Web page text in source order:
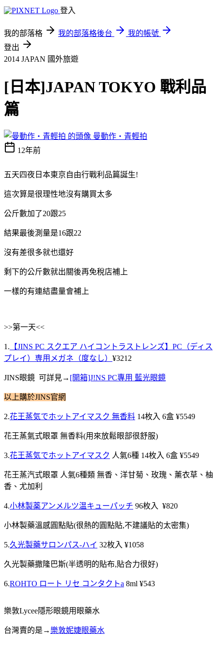
登入
我的部落格 我的部落格後台
我的帳號
登出
2014 JAPAN 國外旅遊
[日本]JAPAN TOKYO 戰利品
篇
曼動作‧青輕拍
12年前
五天四夜日本東京自由行戰利品篇誕生!
這次算是很理性地沒有購買太多
公斤數加了20跟25
結果最後測量是16跟22
沒有差很多就也還好
剩下的公斤數就出關後再免稅店補上
一樣的有連結盡量會補上
>>第一天<<
1. 【JINS PC スクエア ハイコントラストレンズ】PC（ディス
プレイ）専用メガネ（度なし） ¥3212
JINS眼鏡 可詳見→ [開箱]J!NS PC專用 藍光眼鏡
以上購於JINS官網
2.花王蒸気でホットアイマスク 無香料 14枚入 6盒 ¥5549
花王蒸氣式眼罩 無香料(用來放鬆眼部很舒服)
3.花王蒸気でホットアイマスク 人氣6種 14枚入 6盒 ¥5549
花王蒸汽式眼罩 人氣6種類 無香、洋甘菊、玫瑰、薰衣草、柚
香、尤加利
4.小林製薬アンメルツ温キューパッチ 96枚入 ¥820
小林製藥溫感圓點貼(很熱的圓點貼,不建議貼的太密集)
5.久光製藥サロンパス-ハイ 32枚入 ¥1058
久光製藥撒隆巴斯(半透明的貼布,貼合力很好)
6.ROHTO ロート リセ コンタクトa 8ml ¥543
樂敦Lycee隱形眼鏡用眼藥水
台灣賣的是→樂敦妮婕眼藥水